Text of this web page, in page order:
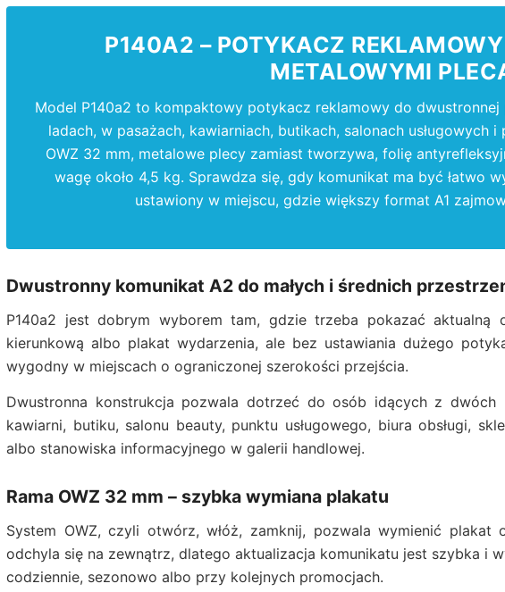
P140A2 – POTYKACZ
METALOWYMI
Model P140a2 to kompaktowy potykacz reklamowy do
ladach, w pasażach, kawiarniach, butikach, salonach usługowych
OWZ 32 mm, metalowe plecy zamiast tworzywa, folię
wagę około 4,5 kg. Sprawdza się, gdy komunikat ma być łatwo
ustawiony w miejscu, gdzie większy format A1
Dwustronny komunikat A2 do małych i średnich
P140a2 jest dobrym wyborem tam, gdzie trzeba pokazać aktualną
kierunkową albo plakat wydarzenia, ale bez ustawiania dużego
wygodny w miejscach o ograniczonej szerokości przejścia.
Dwustronna konstrukcja pozwala dotrzeć do osób idących z
kawiarni, butiku, salonu beauty, punktu usługowego, biura obsługi,
albo stanowiska informacyjnego w galerii handlowej.
Rama OWZ 32 mm – szybka wymiana plakatu
System OWZ, czyli otwórz, włóż, zamknij, pozwala wymienić
odchyla się na zewnątrz, dlatego aktualizacja komunikatu jest szybka i
codziennie, sezonowo albo przy kolejnych promocjach.